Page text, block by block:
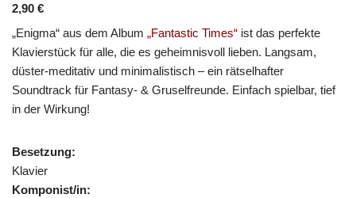
2,90 €
„Enigma“ aus dem Album „Fantastic Times“ ist das perfekte
Klavierstück für alle, die es geheimnisvoll lieben. Langsam,
düster-meditativ und minimalistisch – ein rätselhafter
Soundtrack für Fantasy- & Gruselfreunde. Einfach spielbar, tief
in der Wirkung!
Besetzung:
Klavier
Komponist/in: